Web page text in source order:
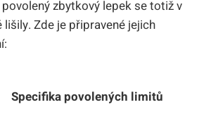
zbytkový lepek se totiž v
Zde je připravené jejich
Specifika povolených limitů